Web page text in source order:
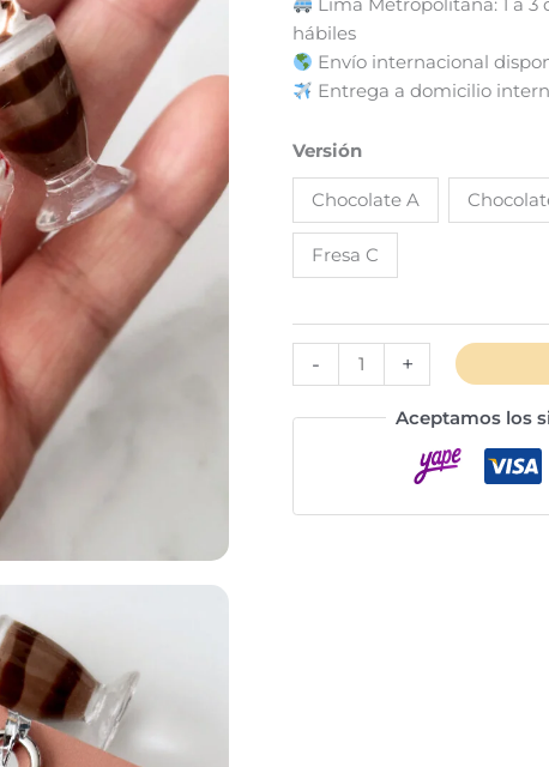
hábiles
Envío internacional
Entrega a domicilio
Versión
Chocolate A
Fresa C
-
milkshake
cantidad
+
Aceptamos los